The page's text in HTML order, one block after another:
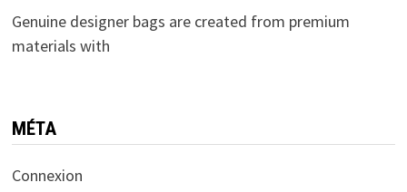
Genuine designer bags are created from premium
materials with
MÉTA
Connexion